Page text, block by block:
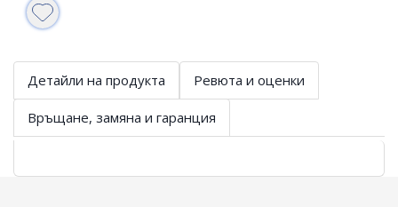
Детайли на продукта Ревюта и оценки
Връщане, замяна и гаранция